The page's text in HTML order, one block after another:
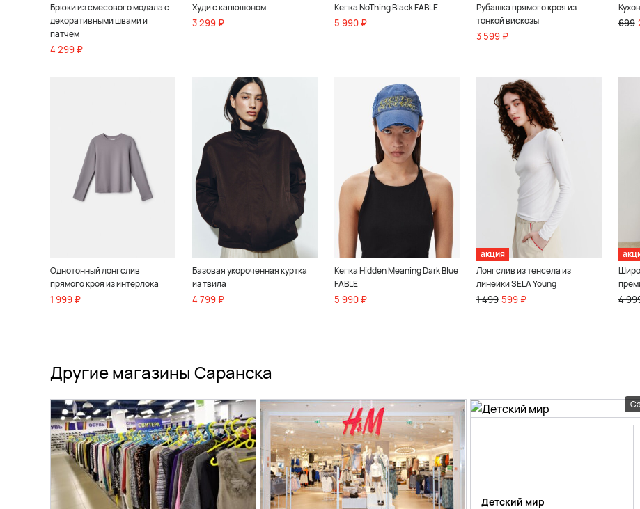
Брюки из смесового модала с
декоративными швами и
патчем
4 299 ₽
Худи с капюшоном
3 299 ₽
Кепка NoThing Black FABLE
5 990 ₽
Рубашка прямого кроя из
тонкой вискозы
3 599 ₽
699
Однотонный лонгслив
прямого кроя из интерлока
1 999 ₽
Базовая укороченная куртка
из твила
4 799 ₽
Кепка Hidden Meaning Dark Blue
FABLE
5 990 ₽
акция
Лонгслив из тенсела из
линейки SELA Young
1 499 599 ₽ 4
Другие магазины Саранска
Детский мир